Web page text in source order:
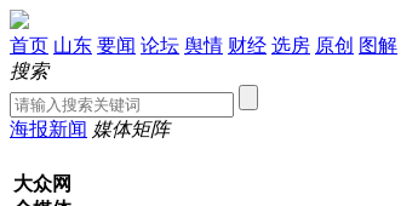
首页 山东 要闻 论坛 舆情 财经 选房 原创 图解
搜索
海报新闻 媒体矩阵
大众网